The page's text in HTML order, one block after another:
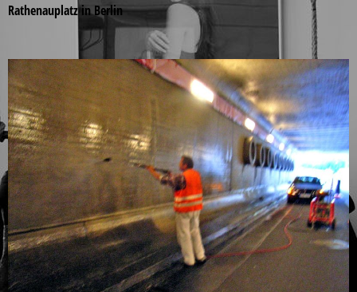
Rathenauplatz in Berlin